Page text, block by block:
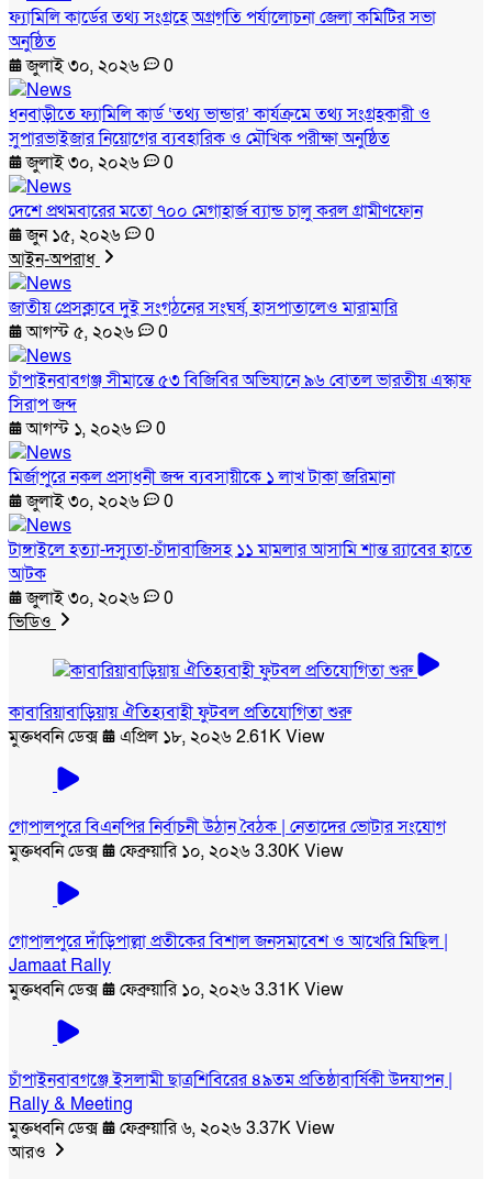
ফ্যামিলি কার্ডের তথ্য সংগ্রহে অগ্রগতি পর্যালোচনা জেলা কমিটির সভা
অনুষ্ঠিত
জুলাই ৩০, ২০২৬
0
ধনবাড়ীতে ফ্যামিলি কার্ড ‘তথ্য ভান্ডার’ কার্যক্রমে তথ্য সংগ্রহকারী ও
সুপারভাইজার নিয়োগের ব্যবহারিক ও মৌখিক পরীক্ষা অনুষ্ঠিত
জুলাই ৩০, ২০২৬
0
দেশে প্রথমবারের মতো ৭০০ মেগাহার্জ ব্যান্ড চালু করল গ্রামীণফোন
জুন ১৫, ২০২৬
0
আইন-অপরাধ
জাতীয় প্রেসক্লাবে দুই সংগঠনের সংঘর্ষ, হাসপাতালেও মারামারি
আগস্ট ৫, ২০২৬
0
চাঁপাইনবাবগঞ্জ সীমান্তে ৫৩ বিজিবির অভিযানে ৯৬ বোতল ভারতীয় এস্কাফ
সিরাপ জব্দ
আগস্ট ১, ২০২৬
0
মির্জাপুরে নকল প্রসাধনী জব্দ ব্যবসায়ীকে ১ লাখ টাকা জরিমানা
জুলাই ৩০, ২০২৬
0
টাঙ্গাইলে হত্যা-দস্যুতা-চাঁদাবাজিসহ ১১ মামলার আসামি শান্ত র‍্যাবের হাতে
আটক
জুলাই ৩০, ২০২৬
0
ভিডিও
কাবারিয়াবাড়িয়ায় ঐতিহ্যবাহী ফুটবল প্রতিযোগিতা শুরু
মুক্তধ্বনি ডেক্স
এপ্রিল ১৮, ২০২৬2.61K View
গোপালপুরে বিএনপির নির্বাচনী উঠান বৈঠক | নেতাদের ভোটার সংযোগ
মুক্তধ্বনি ডেক্স
ফেব্রুয়ারি ১০, ২০২৬3.30K View
গোপালপুরে দাঁড়িপাল্লা প্রতীকের বিশাল জনসমাবেশ ও আখেরি মিছিল |
Jamaat Rally
মুক্তধ্বনি ডেক্স
ফেব্রুয়ারি ১০, ২০২৬3.31K View
চাঁপাইনবাবগঞ্জে ইসলামী ছাত্রশিবিরের ৪৯তম প্রতিষ্ঠাবার্ষিকী উদযাপন |
Rally & Meeting
মুক্তধ্বনি ডেক্স
ফেব্রুয়ারি ৬, ২০২৬3.37K View
আরও